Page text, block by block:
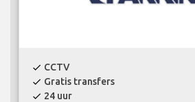
check CCTV
check Gratis transfers
check 24 uur